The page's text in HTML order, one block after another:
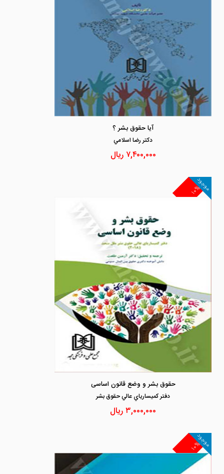
آیا حقوق بشر ؟
دكتر رضا اسلامي
۷,۴۰۰,۰۰۰ ریال
۱۰%
موجود
حقوق بشر و وضع قانون اساسی
دفتر كميسارياي عالي حقوق بشر
۳,۰۰۰,۰۰۰ریال
۱۰%
موجود